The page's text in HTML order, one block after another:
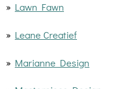
» Lawn Fawn
» Leane Creatief
» Marianne Design